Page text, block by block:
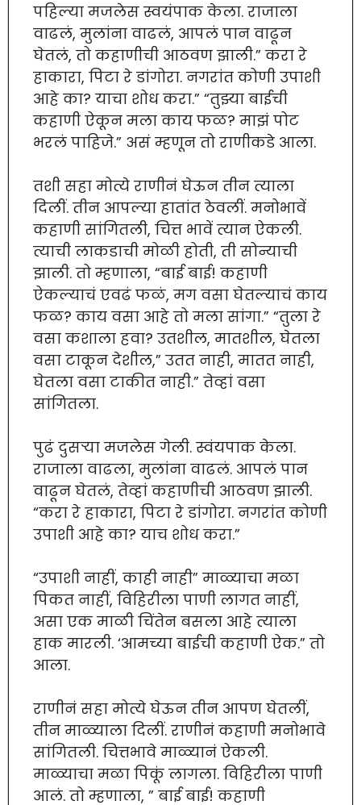
पहिल्या मजलेस स्वयंपाक केला. राजाला
वाढलं, मुलांना वाढलं, आपलं पान वाढून
घेतलं, तो कहाणीची आठवण झाली.” करा रे
हाकारा, पिटा रे डांगोरा. नगरांत कोणी उपाशी
आहे का? याचा शोध करा.” “तुझ्या बाईची
कहाणी ऐकून मला काय फळ? माझं पोट
भरलं पाहिजे.” असं म्हणून तो राणीकडे आला.
तशी सहा मोत्ये राणीनं घेऊन तीन त्याला
दिलीं. तीन आपल्या हातांत ठेवलीं. मनोभावें
कहाणी सांगितली, चित्त भावें त्यान ऐकली.
त्याची लाकडाची मोळी होती, ती सोन्याची
झाली. तो म्हणाला, “बाई बाई! कहाणी
ऐकल्याचं एवढं फळं, मग वसा घेतल्याचं काय
फळ? काय वसा आहे तो मला सांगा.” “तुला रे
वसा कशाला हवा? उतशील, मातशील, घेतला
वसा टाकून देशील,” उतत नाही, मातत नाही,
घेतला वसा टाकीत नाही.” तेव्हां वसा
सांगितला.
पुढं दुसर्‍या मजलेस गेली. स्वंयपाक केला.
राजाला वाढला, मुलांना वाढलं. आपलं पान
वाढून घेतलं, तेव्हां कहाणीची आठवण झाली.
“करा रे हाकारा, पिटा रे डांगोरा. नगरांत कोणी
उपाशी आहे का? याच शोध करा.”
“उपाशी नाहीं, काही नाही” माळ्याचा मळा
पिकत नाहीं, विहिरीला पाणी लागत नाहीं,
असा एक माळी चिंतेन बसला आहे त्याला
हाक मारली. ‘आमच्या बाईची कहाणी ऐक.” तो
आला.
राणीनं सहा मोत्ये घेऊन तीन आपण घेतलीं,
तीन माळ्याला दिलीं. राणीनं कहाणी मनोभावे
सांगितली. चित्तभावे माळ्यानं ऐकली.
माळ्याचा मळा पिकूं लागला. विहिरीला पाणी
आलं. तो म्हणाला, ” बाई बाई! कहाणी